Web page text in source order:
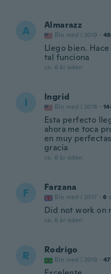
A Almarazz
Ble med i 2019 · 49
Llego bien.
tal funciona
ca. 6 år siden
I Ingrid
Ble med i 2018 ·
Esta perfecto
ahora me toca
en muy
gracia
ca. 6 år siden
F Farzana
Ble med i 2017 · 6
Did not work on
ca. 6 år siden
R Rodrigo
Ble med i 2019 · 47